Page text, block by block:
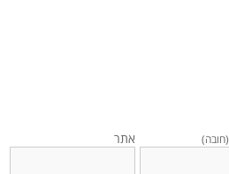
(חובה) אתר